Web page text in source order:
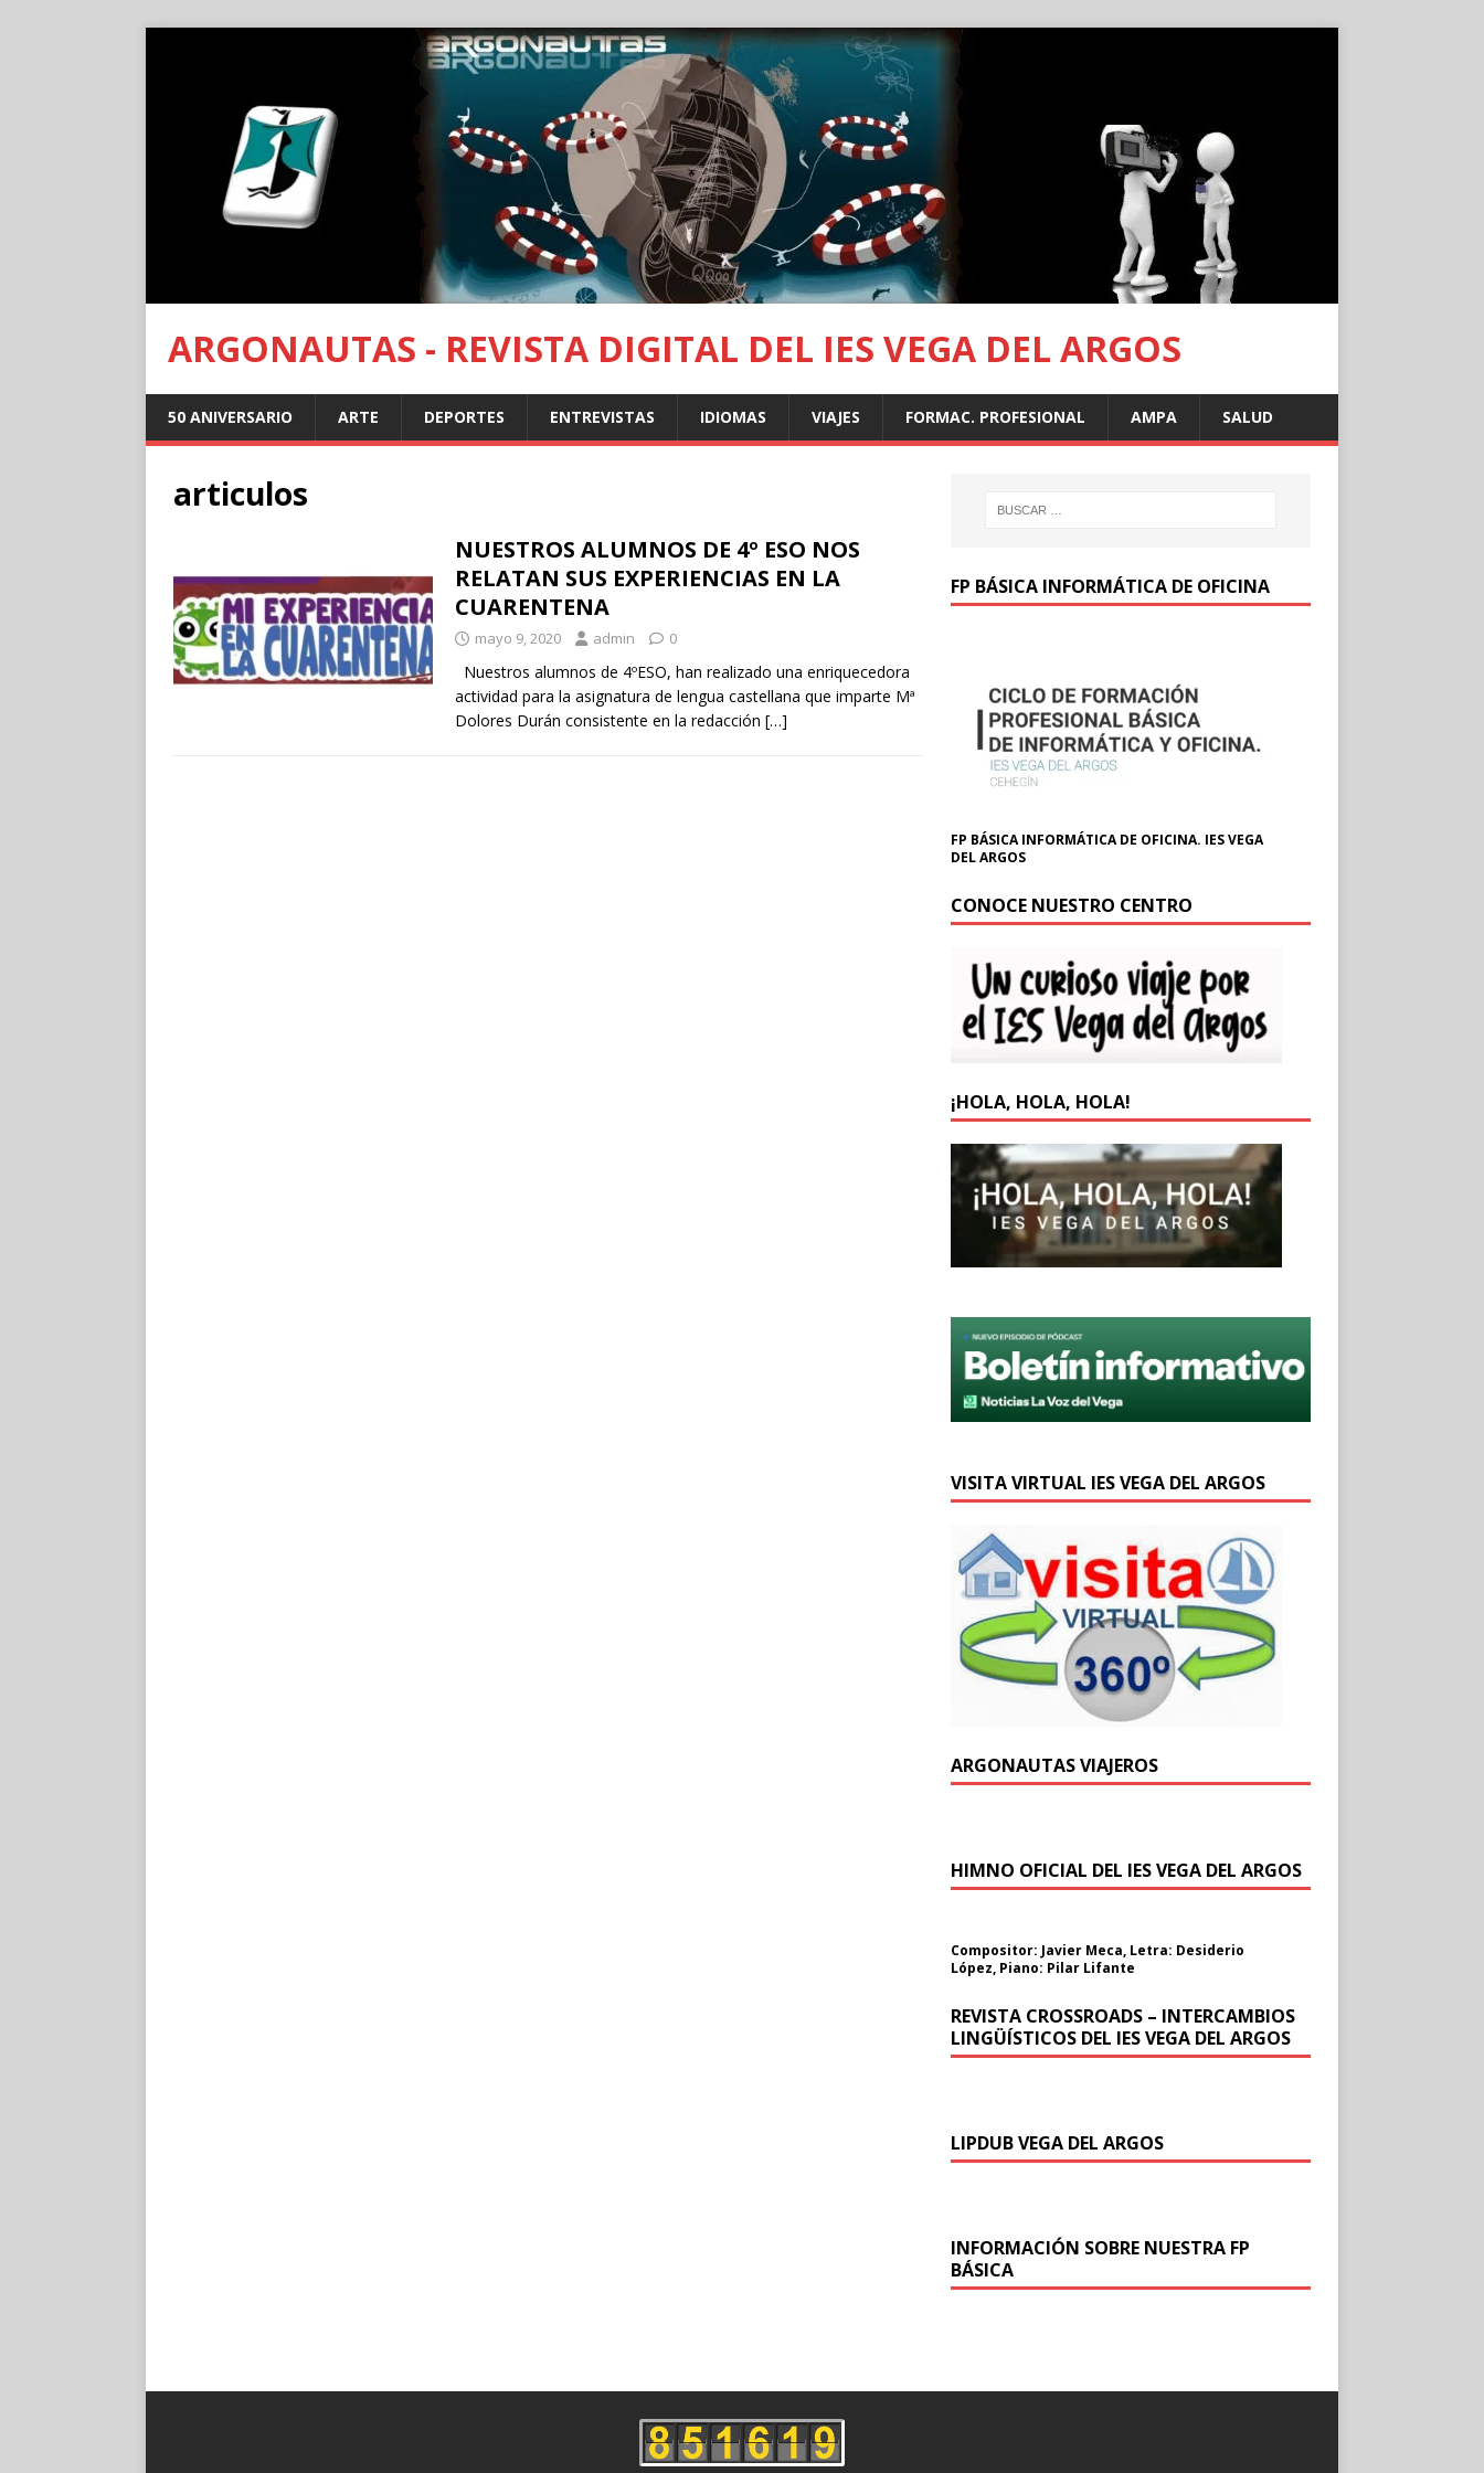
ARGONAUTAS - REVISTA DIGITAL DEL IES VEGA DEL ARGOS
50 ANIVERSARIO ARTE DEPORTES ENTREVISTAS IDIOMAS VIAJES FORMAC. PROFESIONAL AMPA SALUD
articulos
NUESTROS ALUMNOS DE 4º ESO NOS
RELATAN SUS EXPERIENCIAS EN LA
CUARENTENA
mayo 9, 2020 admin 0
Nuestros alumnos de 4ºESO, han realizado una enriquecedora
actividad para la asignatura de lengua castellana que imparte Mª
Dolores Durán consistente en la redacción […]
FP BÁSICA INFORMÁTICA DE OFICINA
FP BÁSICA INFORMÁTICA DE OFICINA. IES VEGA
DEL ARGOS
CONOCE NUESTRO CENTRO
¡HOLA, HOLA, HOLA!
VISITA VIRTUAL IES VEGA DEL ARGOS
ARGONAUTAS VIAJEROS
HIMNO OFICIAL DEL IES VEGA DEL ARGOS
Compositor: Javier Meca, Letra: Desiderio
López, Piano: Pilar Lifante
REVISTA CROSSROADS – INTERCAMBIOS
LINGÜÍSTICOS DEL IES VEGA DEL ARGOS
LIPDUB VEGA DEL ARGOS
INFORMACIÓN SOBRE NUESTRA FP
BÁSICA